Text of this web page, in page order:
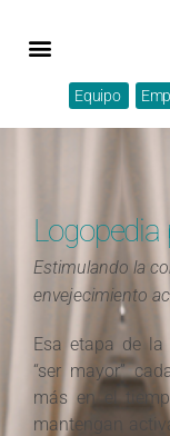
Equipo
Estimulando la
envejecimiento
Esa etapa de
“ser mayor”
más en el
mantengan